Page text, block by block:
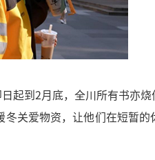
到2月底，全川所有书亦烧
关爱物资，让他们在短暂